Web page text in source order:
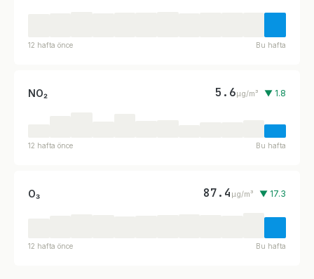
12 hafta önce Bu hafta
NO₂ 5.6µg/m³ ▼ 1.8
12 hafta önce Bu hafta
O₃ 87.4 µg/m³ ▼ 17.3
12 hafta önce Bu hafta